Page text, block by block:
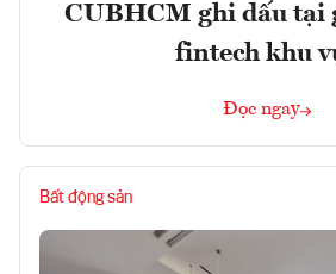
CUBHCM ghi dấu tại
fintech khu
Đọc ngay
Bất động sản